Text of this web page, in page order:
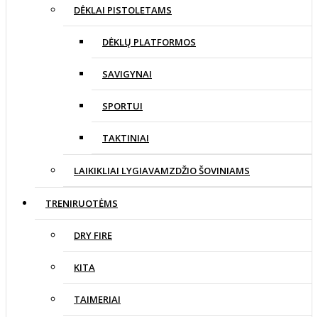
DĖKLAI PISTOLETAMS
DĖKLŲ PLATFORMOS
SAVIGYNAI
SPORTUI
TAKTINIAI
LAIKIKLIAI LYGIAVAMZDŽIO ŠOVINIAMS
TRENIRUOTĖMS
DRY FIRE
KITA
TAIMERIAI